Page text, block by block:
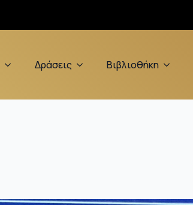
Δράσεις Βιβλιοθήκη